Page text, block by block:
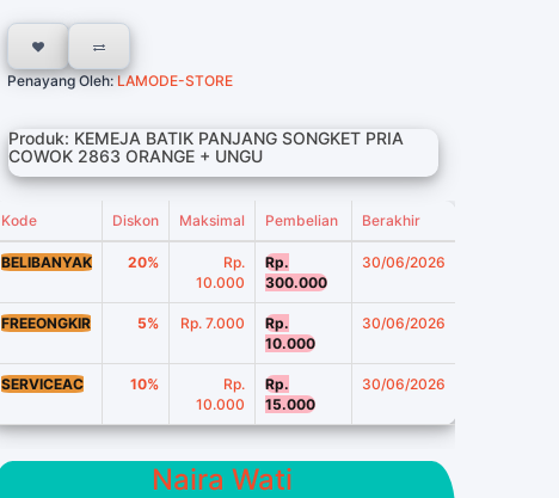
Penayang Oleh:LAMODE-STORE
Produk: KEMEJA BATIK PANJANG SONGKET PRIA
COWOK 2863 ORANGE + UNGU
Kode Diskon Maksimal Pembelian Berakhir
BELIBANYAK 20%
Rp.
10.000
Rp.
300.000
30/06/2026
FREEONGKIR 5% Rp. 7.000
Rp.
10.000
30/06/2026
SERVICEAC 10%
Rp.
10.000
Rp.
15.000
30/06/2026
Naira Wati